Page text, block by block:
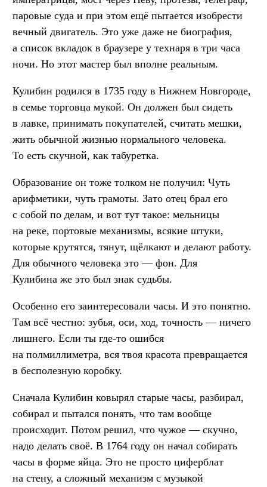
паровые суда и при этом ещё пытается изобрести
вечный двигатель. Это уже даже не биография,
а список вкладок в браузере у технаря в три часа
ночи. Но этот мастер был вполне реальным.
Кулибин родился в 1735 году в Нижнем Новгороде,
в семье торговца мукой. Он должен был сидеть
в лавке, принимать покупателей, считать мешки,
жить обычной жизнью нормального человека.
То есть скучной, как табуретка.
Образование он тоже толком не получил: Чуть
арифметики, чуть грамоты. Зато отец брал его
с собой по делам, и вот тут такое: мельницы
на реке, портовые механизмы, всякие штуки,
которые крутятся, тянут, щёлкают и делают работу.
Для обычного человека это — фон. Для
Кулибина же это был знак судьбы.
Особенно его заинтересовали часы. И это понятно.
Там всё честно: зубья, оси, ход, точность — ничего
лишнего. Если ты где-то ошибся
на полмиллиметра, вся твоя красота превращается
в бесполезную коробку.
Сначала Кулибин ковырял старые часы, разбирал,
собирал и пытался понять, что там вообще
происходит. Потом решил, что чужое — скучно,
надо делать своё. В 1764 году он начал собирать
часы в форме яйца. Это не просто циферблат
на стену, а сложный механизм с музыкой